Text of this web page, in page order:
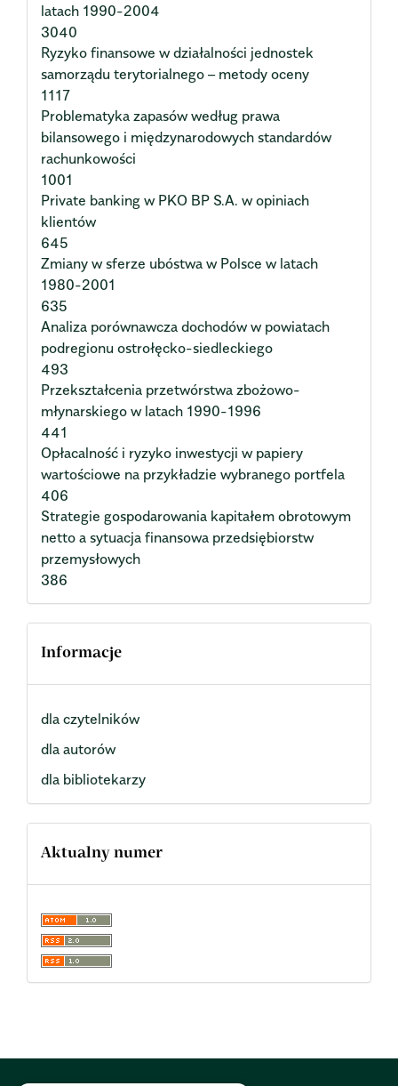
latach 1990-2004
3040
Ryzyko finansowe w działalności jednostek
samorządu terytorialnego – metody oceny
1117
Problematyka zapasów według prawa
bilansowego i międzynarodowych standardów
rachunkowości
1001
Private banking w PKO BP S.A. w opiniach
klientów
645
Zmiany w sferze ubóstwa w Polsce w latach
1980-2001
635
Analiza porównawcza dochodów w powiatach
podregionu ostrołęcko-siedleckiego
493
Przekształcenia przetwórstwa zbożowo-
młynarskiego w latach 1990-1996
441
Opłacalność i ryzyko inwestycji w papiery
wartościowe na przykładzie wybranego portfela
406
Strategie gospodarowania kapitałem obrotowym
netto a sytuacja finansowa przedsiębiorstw
przemysłowych
386
Informacje
dla czytelników
dla autorów
dla bibliotekarzy
Aktualny numer